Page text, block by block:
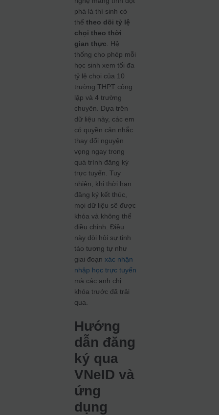
phá là thí sinh có
thểtheo dõi tỷ lệ
chọi theo thời
gian thực . Hệ
thống cho phép mỗi
học sinh xem tối đa
tỷ lệ chọi của 10
trường THPT công
lập và 4 trường
chuyên. Dựa trên
dữ liệu này, các em
có quyền cân nhắc
thay đổi nguyện
vọng ngay trong
quá trình đăng ký
trực tuyến. Tuy
nhiên, khi thời hạn
đăng ký kết thúc,
mọi dữ liệu sẽ được
khóa và không thể
điều chỉnh. Điều
này đòi hỏi sự tỉnh
táo tương tự như
giai đoạn xác nhận
nhập học trực tuyến
mà các anh chị
khóa trước đã trải
qua.
Hướng
dẫn đăng
ký qua
VNeID và
ứng
dụng